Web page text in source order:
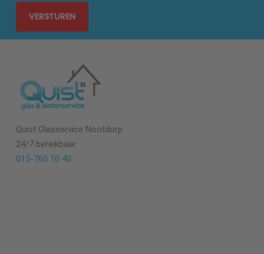
Quist Glasservice Nootdorp
24/7 bereikbaar
015-760 10 40